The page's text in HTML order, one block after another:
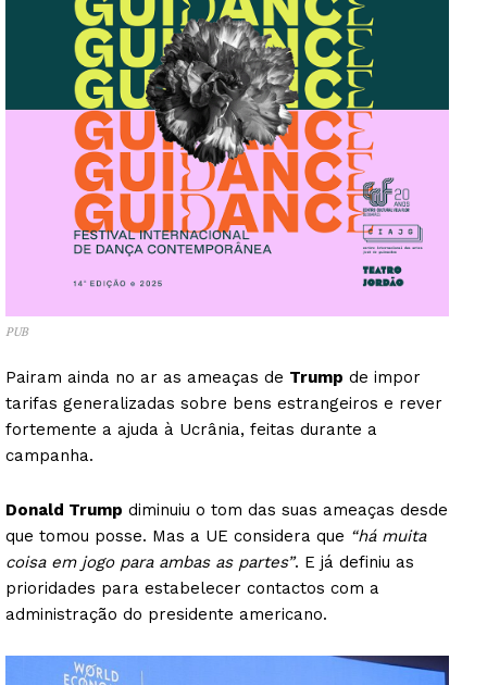
PUB
Pairam ainda no ar as ameaças de Trump de impor
tarifas generalizadas sobre bens estrangeiros e rever
fortemente a ajuda à Ucrânia, feitas durante a
campanha.
Donald Trump diminuiu o tom das suas ameaças desde
que tomou posse. Mas a UE considera que “há muita
coisa em jogo para ambas as partes”. E já definiu as
prioridades para estabelecer contactos com a
administração do presidente americano.